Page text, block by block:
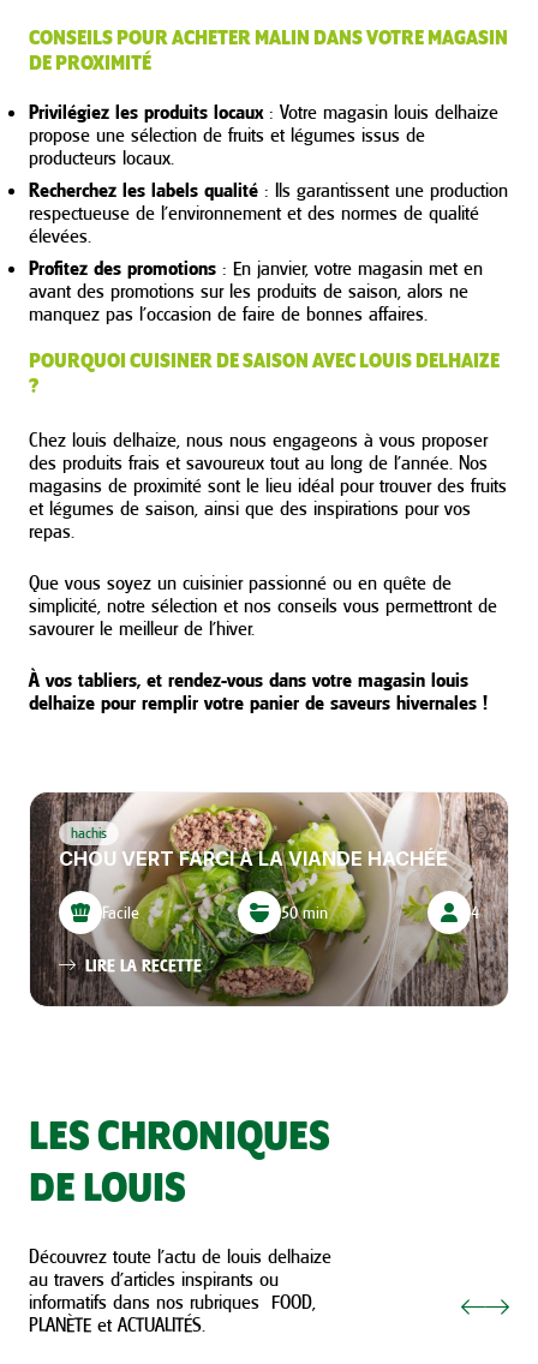
CONSEILS POUR ACHETER MALIN DANS VOTRE MAGASIN
DE PROXIMITÉ
Privilégiez les produits locaux: Votre magasin louis delhaize
propose une sélection de fruits et légumes issus de
producteurs locaux.
Recherchez les labels qualité : Ils garantissent une production
respectueuse de l’environnement et des normes de qualité
élevées.
Profitez des promotions : En janvier, votre magasin met en
avant des promotions sur les produits de saison, alors ne
manquez pas l’occasion de faire de bonnes affaires.
POURQUOI CUISINER DE SAISON AVEC LOUIS DELHAIZE
?
Chez louis delhaize, nous nous engageons à vous proposer
des produits frais et savoureux tout au long de l’année. Nos
magasins de proximité sont le lieu idéal pour trouver des fruits
et légumes de saison, ainsi que des inspirations pour vos
repas.
Que vous soyez un cuisinier passionné ou en quête de
simplicité, notre sélection et nos conseils vous permettront de
savourer le meilleur de l’hiver.
À vos tabliers, et rendez-vous dans votre magasin louis
delhaize pour remplir votre panier de saveurs hivernales !
hachis
CHOU VERT FARCI À LA VIANDE HACHÉE
Facile 50 min 4
LIRE LA RECETTE
LES CHRONIQUES
DE LOUIS
Découvrez toute l’actu de louis delhaize
au travers d’articles inspirants ou
informatifs dans nos rubriques FOOD,
PLANÈTE et ACTUALITÉS.